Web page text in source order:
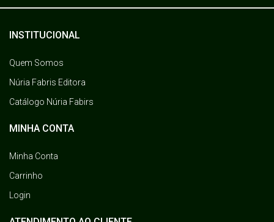
INSTITUCIONAL
Quem Somos
Núria Fabris Editora
Catálogo Núria Fabirs
MINHA CONTA
Minha Conta
Carrinho
Login